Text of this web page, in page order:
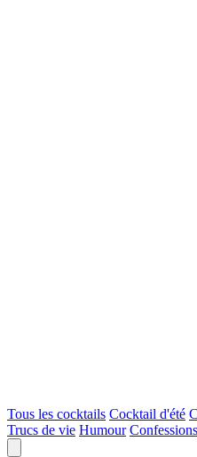
Tous les cocktails Cocktail d'été
Trucs de vie Humour Confessions